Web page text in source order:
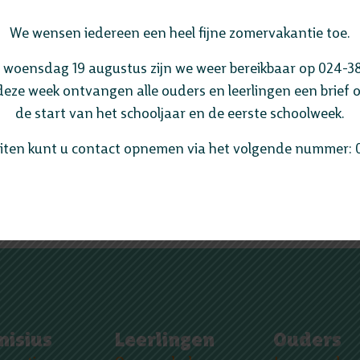
leerlingen van 3M plaats! Op deze dag gaan de
Leerlingen Ouders
We wensen iedereen een heel fijne zomervakantie toe.
19 augustus zijn we weer bereikbaar op 024-
week ontvangen alle ouders en leerlingen een brief
de start van het schooljaar en de eerste schoolweek.
kunt u contact opnemen via het volgende nummer: